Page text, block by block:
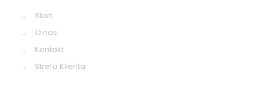
→
Start
→
O nas
→
Kontakt
→
Strefa Klienta